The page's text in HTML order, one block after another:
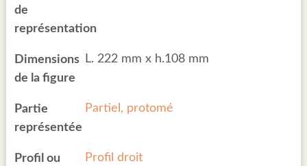
de
représentation
Dimensions
de la figure
L. 222 mm x h.108 mm
Partie
représentée
Partiel, protomé
Profil ou
Profil droit